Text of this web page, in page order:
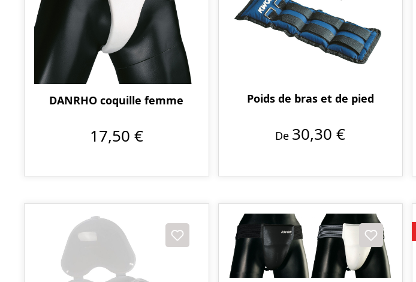
DANRHO coquille femme
17,50 €
Poids de bras et de pied
De 30,30 €